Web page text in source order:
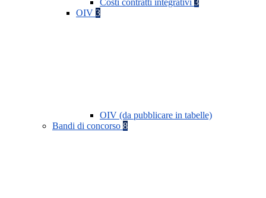
Costi contratti integrativi 3
OIV 3
OIV (da pubblicare in tabelle)
Bandi di concorso 8